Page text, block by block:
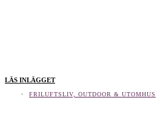
LÄS INLÄGGET
FRILUFTSLIV, OUTDOOR & UTOMHUS